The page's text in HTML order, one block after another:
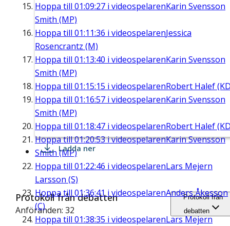
Hoppa till 01:09:27 i videospelarenKarin Svensson
Smith (MP)
Hoppa till 01:11:36 i videospelarenJessica
Rosencrantz (M)
Hoppa till 01:13:40 i videospelarenKarin Svensson
Smith (MP)
Hoppa till 01:15:15 i videospelarenRobert Halef
Hoppa till 01:16:57 i videospelarenKarin Svensson
Smith (MP)
Hoppa till 01:18:47 i videospelarenRobert Halef
Hoppa till01:20:53i videospelarenKarin Svensson
Smith (MP)
Hoppa till 01:22:46 i videospelarenLars Mejern
Larsson (S)
Hoppa till 01:36:41 i videospelarenAnders Åkesson
(C)
Hoppa till 01:38:35 i videospelarenLars Mejern
Ladda ner
Protokoll från debatten
Anföranden: 32
Protokoll från
debatten